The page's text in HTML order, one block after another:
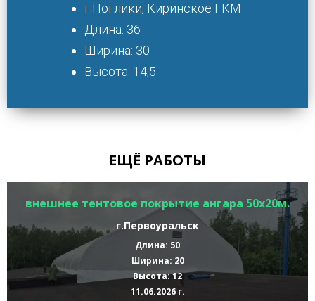
г.Ноглики, Киринское ГКМ
Длина: 36
Ширина: 30
Высота: 14,5
ЕЩЁ РАБОТЫ
внешнее тентовое покрытие ангара 50х20м.
г.Первоуральск
Длина: 50
Ширина: 20
Высота: 12
11.06.2026 г.